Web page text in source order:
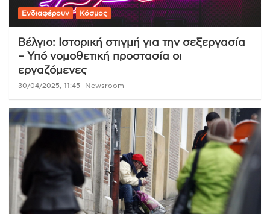
Ενδιαφέρουν Κόσμος
Βέλγιο: Ιστορική στιγμή για την σεξεργασία
– Υπό νομοθετική προστασία οι
εργαζόμενες
30/04/2025, 11:45 Newsroom